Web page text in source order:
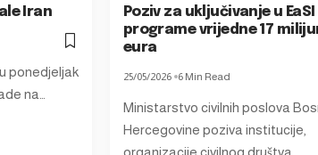
Iran
ponedjeljak
na…
Poziv za uključivanje u EaSI
programe vrijedne 17
eura
25/05/2026 6 Min Read
Ministarstvo civilnih poslova
Hercegovine poziva institucije,
organizacije civilnog društva,